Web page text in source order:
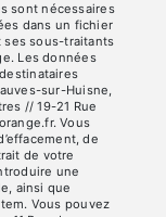
sont nécessaires
dans un fichier
ses sous-traitants
Les données
sur-Huisne,
// 19-21 Rue
Vous
de
de votre
une
ainsi que
Vous pouvez